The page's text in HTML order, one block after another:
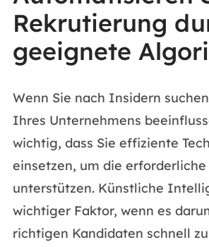
Rekrutierung
geeignete
Wenn Sie nach Insidern
Ihres Unternehmens
wichtig, dass Sie effiziente
einsetzen, um die erforderliche
unterstützen. Künstliche
wichtiger Faktor, wenn es
richtigen Kandidaten schnell